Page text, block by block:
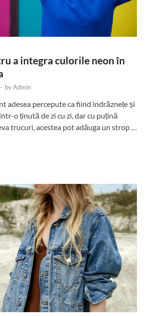
a integra culorile neon în
- byAdmin
adesea percepute ca fiind îndrăznețe și
o ținută de zi cu zi, dar cu puțină
trucuri, acestea pot adăuga un strop …